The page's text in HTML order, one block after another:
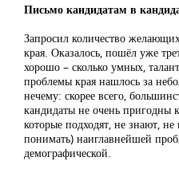
Письмо кандидатам в
Запросил количество
края. Оказалось, пошёл уже
хорошо – сколько умных,
проблемы края нашлось за
нечему: скорее всего,
кандидаты не очень пригодны
которые подходят, не знают,
понимать) наиглавнейшей
демографической.